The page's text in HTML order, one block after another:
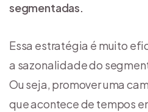
segmentadas.
Essa estratégia é muito
a sazonalidade do
Ou seja, promover uma
que acontece de tempos